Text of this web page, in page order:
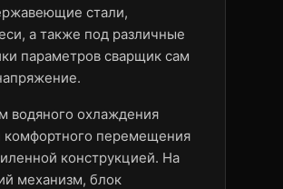
стали,
а также под различные
параметров сварщик сам
водяного охлаждения
комфортного перемещения
конструкцией. На
механизм, блок